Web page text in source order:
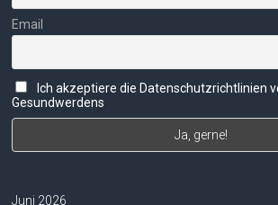
Email
Ich akzeptiere die Datenschutzrichtlinien
Gesundwerdens
Juni 2026